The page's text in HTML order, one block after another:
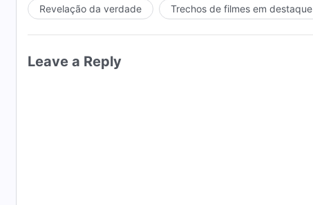
Revelação da verdade Trechos de filmes em destaque
Leave a Reply